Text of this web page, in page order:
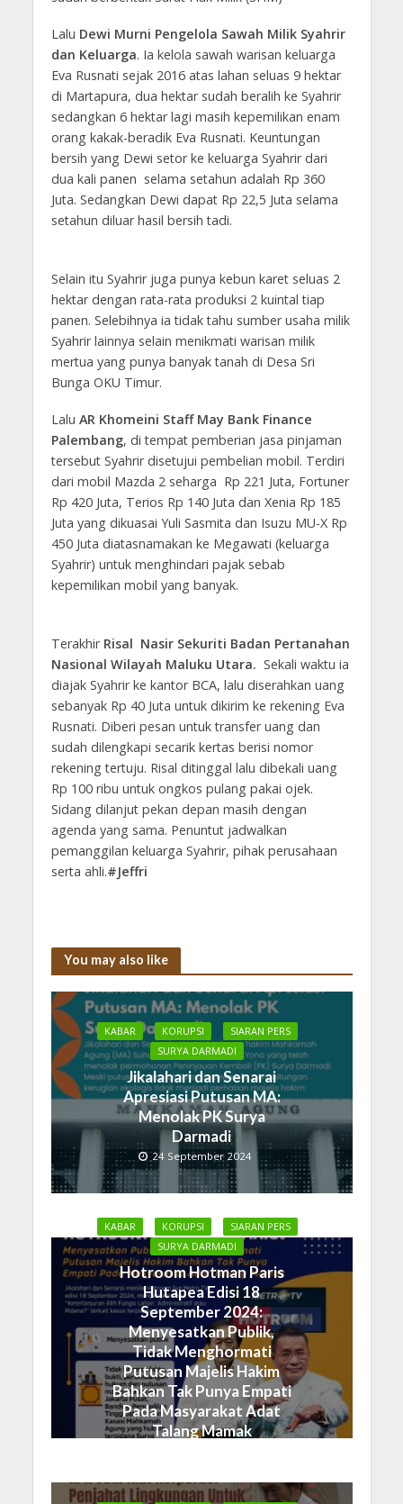
Lalu Dewi Murni Pengelola Sawah Milik Syahrir
dan Keluarga. Ia kelola sawah warisan keluarga
Eva Rusnati sejak 2016 atas lahan seluas 9 hektar
di Martapura, dua hektar sudah beralih ke Syahrir
sedangkan 6 hektar lagi masih kepemilikan enam
orang kakak-beradik Eva Rusnati. Keuntungan
bersih yang Dewi setor ke keluarga Syahrir dari
dua kali panen selama setahun adalah Rp 360
Juta. Sedangkan Dewi dapat Rp 22,5 Juta selama
setahun diluar hasil bersih tadi.
Selain itu Syahrir juga punya kebun karet seluas 2
hektar dengan rata-rata produksi 2 kuintal tiap
panen. Selebihnya ia tidak tahu sumber usaha milik
Syahrir lainnya selain menikmati warisan milik
mertua yang punya banyak tanah di Desa Sri
Bunga OKU Timur.
Lalu AR Khomeini Staff May Bank Finance
Palembang, di tempat pemberian jasa pinjaman
tersebut Syahrir disetujui pembelian mobil. Terdiri
dari mobil Mazda 2 seharga Rp 221 Juta, Fortuner
Rp 420 Juta, Terios Rp 140 Juta dan Xenia Rp 185
Juta yang dikuasai Yuli Sasmita dan Isuzu MU-X Rp
450 Juta diatasnamakan ke Megawati (keluarga
Syahrir) untuk menghindari pajak sebab
kepemilikan mobil yang banyak.
Terakhir Risal Nasir Sekuriti Badan Pertanahan
Nasional Wilayah Maluku Utara. Sekali waktu ia
diajak Syahrir ke kantor BCA, lalu diserahkan uang
sebanyak Rp 40 Juta untuk dikirim ke rekening Eva
Rusnati. Diberi pesan untuk transfer uang dan
sudah dilengkapi secarik kertas berisi nomor
rekening tertuju. Risal ditinggal lalu dibekali uang
Rp 100 ribu untuk ongkos pulang pakai ojek.
Sidang dilanjut pekan depan masih dengan
agenda yang sama. Penuntut jadwalkan
pemanggilan keluarga Syahrir, pihak perusahaan
serta ahli.#Jeffri
You may also like
KABAR KORUPSI
SIARAN PERS
SURYA DARMADI
Jikalahari dan Senarai
Apresiasi Putusan MA:
Menolak PK Surya
Darmadi
24 September 2024
KABAR KORUPSI
SIARAN PERS
SURYA DARMADI
Hotroom Hotman Paris
Hutapea Edisi 18
September 2024:
Menyesatkan Publik,
Tidak Menghormati
Putusan Majelis Hakim
Bahkan Tak Punya Empati
Pada Masyarakat Adat
Talang Mamak